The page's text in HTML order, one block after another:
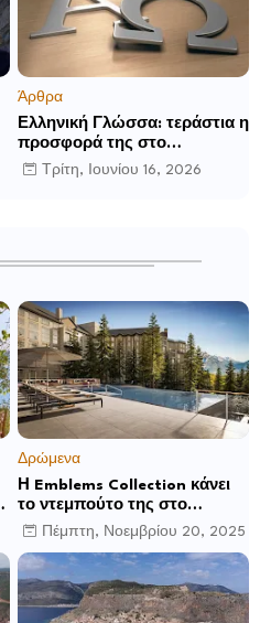
Άρθρα
Ελληνική Γλώσσα: τεράστια η
προσφορά της στο
παγκόσμιο γίγνεσθαι.
Τρίτη, Ιουνίου 16, 2026
Δρώμενα
Η Emblems Collection κάνει
το ντεμπούτο της στο
Ηνωμένο Βασίλειο με το
Luckham Park Hotel & Spa
και ανακοινώνει άλλα έξι
ανοίγματα για το 2026 και
μετά
Πέμπτη, Νοεμβρίου 20, 2025